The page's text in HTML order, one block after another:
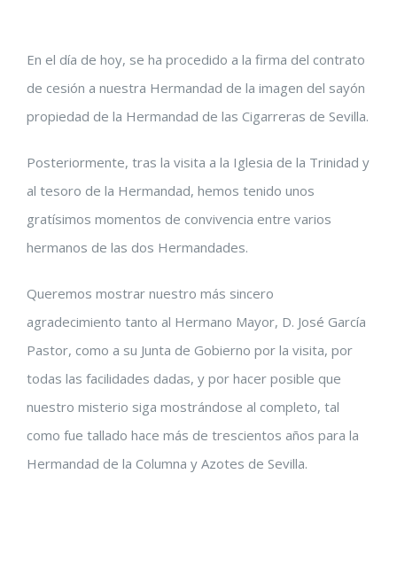
imagen
más
grande
En el día de hoy, se ha procedido a la firma del contrato
de cesión a nuestra Hermandad de la imagen del sayón
propiedad de la Hermandad de las Cigarreras de Sevilla.
Posteriormente, tras la visita a la Iglesia de la Trinidad y
al tesoro de la Hermandad, hemos tenido unos
gratísimos momentos de convivencia entre varios
hermanos de las dos Hermandades.
Queremos mostrar nuestro más sincero
agradecimiento tanto al Hermano Mayor, D. José García
Pastor, como a su Junta de Gobierno por la visita, por
todas las facilidades dadas, y por hacer posible que
nuestro misterio siga mostrándose al completo, tal
como fue tallado hace más de trescientos años para la
Hermandad de la Columna y Azotes de Sevilla.